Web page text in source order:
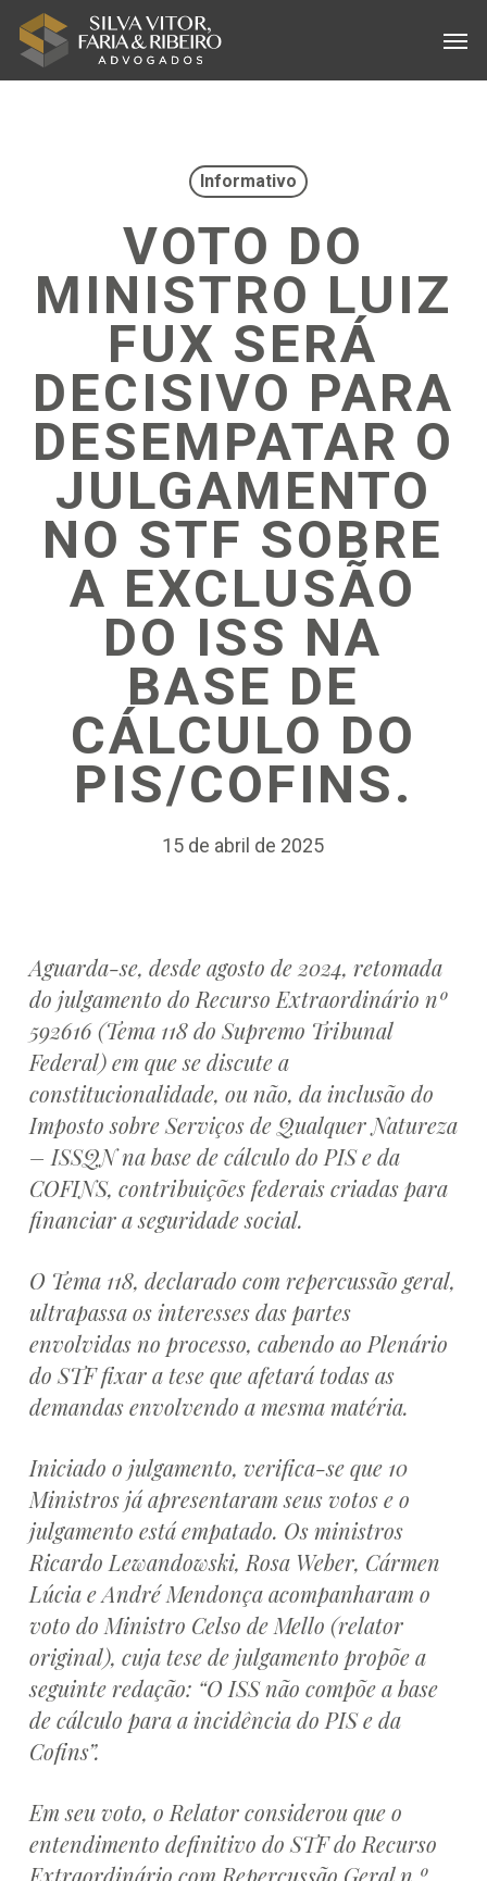
Skip
Informativo
VOTO DO
MINISTRO LUIZ
FUX SERÁ
DECISIVO PARA
DESEMPATAR O
JULGAMENTO
NO STF SOBRE
A EXCLUSÃO
DO ISS NA
BASE DE
CÁLCULO DO
PIS/COFINS.
15 de abril de 2025
Aguarda-se, desde agosto de 2024, retomada
do julgamento do Recurso Extraordinário nº
592616 (Tema 118 do Supremo Tribunal
Federal) em que se discute a
constitucionalidade, ou não, da inclusão do
Imposto sobre Serviços de Qualquer Natureza
– ISSQN na base de cálculo do PIS e da
COFINS, contribuições federais criadas para
financiar a seguridade social.
O Tema 118, declarado com repercussão geral,
ultrapassa os interesses das partes
envolvidas no processo, cabendo ao Plenário
do STF fixar a tese que afetará todas as
demandas envolvendo a mesma matéria.
Iniciado o julgamento, verifica-se que 10
Ministros já apresentaram seus votos e o
julgamento está empatado. Os ministros
Ricardo Lewandowski, Rosa Weber, Cármen
Lúcia e André Mendonça acompanharam o
voto do Ministro Celso de Mello (relator
original), cuja tese de julgamento propõe a
seguinte redação: “O ISS não compõe a base
de cálculo para a incidência do PIS e da
Cofins”.
Em seu voto, o Relator considerou que o
entendimento definitivo do STF do Recurso
Extraordinário com Repercussão Geral n.º